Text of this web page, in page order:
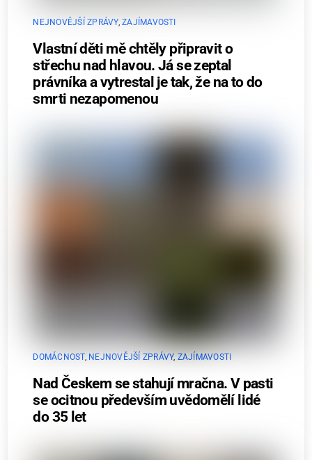
NEJNOVĚJŠÍ ZPRÁVY,ZAJÍMAVOSTI
Vlastní děti mě chtěly připravit o
střechu nad hlavou. Já se zeptal
právníka a vytrestal je tak, že na to do
smrti nezapomenou
DOMÁCNOST, NEJNOVĚJŠÍ ZPRÁVY, ZAJÍMAVOSTI
Nad Českem se stahují mračna. V pasti
se ocitnou především uvědomělí lidé
do 35 let